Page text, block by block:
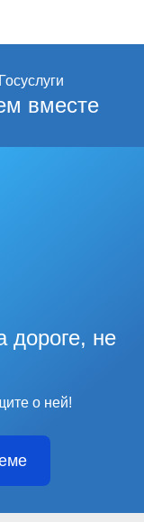
вместе
дороге, не
о ней!